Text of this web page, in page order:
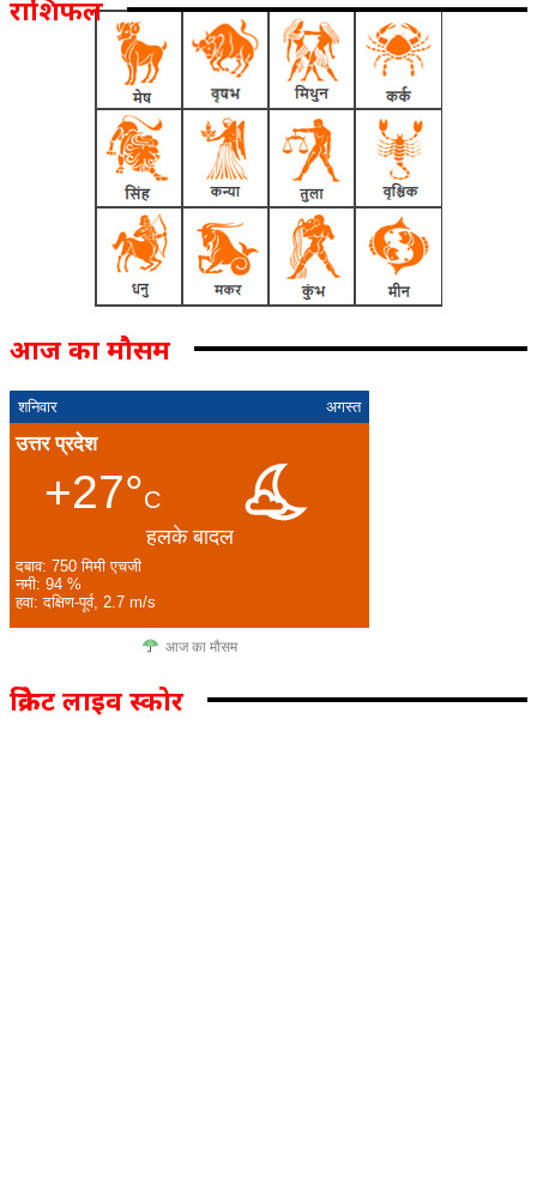
राशिफल
आज का मौसम
शनिवार अगस्त
उत्तर प्रदेश
+27°C
हलके बादल
दबाव: 750 मिमी एचजी
नमी: 94 %
हवा: दक्षिण-पूर्व, 2.7 m/s
आज का मौसम
क्रिकेट लाइव स्कोर